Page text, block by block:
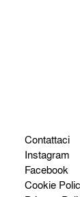
Contattaci
Instagram
Facebook
Cookie